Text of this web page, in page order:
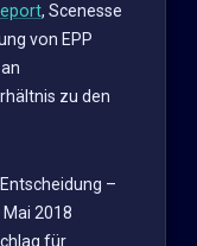
, Scenesse
von EPP
zu den
–
2018
für